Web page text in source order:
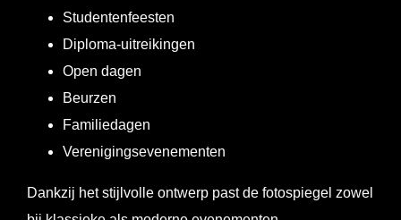
Studentenfeesten
Diploma-uitreikingen
Open dagen
Beurzen
Familiedagen
Verenigingsevenementen
Dankzij het stijlvolle ontwerp past de fotospiegel zowel